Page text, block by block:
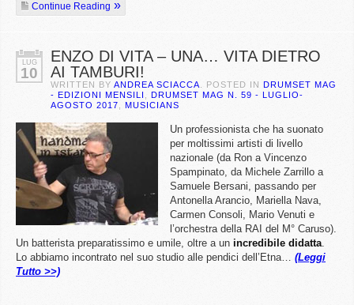
Continue Reading
LUG
10
ENZO DI VITA – UNA… VITA DIETRO
AI TAMBURI!
WRITTEN BY ANDREA SCIACCA . POSTED IN DRUMSET MAG
- EDIZIONI MENSILI
DRUMSET MAG N. 59 - LUGLIO-
AGOSTO 2017
MUSICIANS
Un professionista che ha suonato
per moltissimi artisti di livello
nazionale (da Ron a Vincenzo
Spampinato, da Michele Zarrillo a
Samuele Bersani, passando per
Antonella Arancio, Mariella Nava,
Carmen Consoli, Mario Venuti e
l’orchestra della RAI del M° Caruso).
Un batterista preparatissimo e umile, oltre a un incredibile didatta.
Lo abbiamo incontrato nel suo studio alle pendici dell’Etna… (Leggi
Tutto >>)